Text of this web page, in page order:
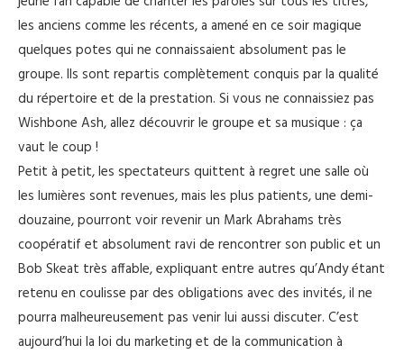
les anciens comme les récents, a amené en ce soir magique
quelques potes qui ne connaissaient absolument pas le
groupe. Ils sont repartis complètement conquis par la qualité
du répertoire et de la prestation. Si vous ne connaissiez pas
Wishbone Ash, allez découvrir le groupe et sa musique : ça
vaut le coup !
Petit à petit, les spectateurs quittent à regret une salle où
les lumières sont revenues, mais les plus patients, une demi-
douzaine, pourront voir revenir un Mark Abrahams très
coopératif et absolument ravi de rencontrer son public et un
Bob Skeat très affable, expliquant entre autres qu’Andy étant
retenu en coulisse par des obligations avec des invités, il ne
pourra malheureusement pas venir lui aussi discuter. C’est
aujourd’hui la loi du marketing et de la communication à